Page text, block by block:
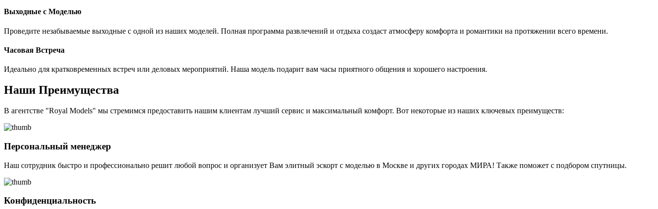
Выходные с Моделью
Проведите незабываемые выходные с одной из наших моделей. Полная программа развлечений и отдыха создаст атмосферу комфорта и романтики на протяжении всего времени.
Часовая Встреча
Идеально для кратковременных встреч или деловых мероприятий. Наша модель подарит вам часы приятного общения и хорошего настроения.
Наши Преимущества
В агентстве "Royal Models" мы стремимся предоставить нашим клиентам лучший сервис и максимальный комфорт. Вот некоторые из наших ключевых преимуществ:
Персональный менеджер
Наш сотрудник быстро и профессионально решит любой вопрос и организует Вам элитный эскорт с моделью в Москве и других городах МИРА! Также поможет с подбором спутницы.
Конфиденциальность